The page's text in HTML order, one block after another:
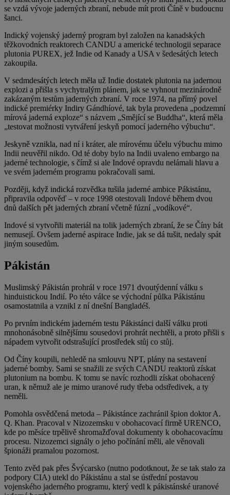
se vzdá vývoje jaderných zbraní, nebude mít proti Číně v budoucnu
šanci.
Indický vojenský jaderný program byl založen na kanadských
těžkovodních reaktorech CANDU a americké technologii separace
plutonia PUREX, jež Indie od Kanady a USA v šedesátých letech
zakoupila.
V sedmdesátých letech měla už Indie dostatek plutonia na jadernou
explozi a přišla s vychytralým plánem, jak se vyhnout mezinárodně
zakázaným testům jaderných zbraní. V roce 1974, na přímý povel
indické premiérky Indiry Gándhíové, tak byla provedena „podzemní
mírová jaderná exploze“ s názvem „Smějící se Buddha“, která měla
„testovat možnosti vytváření jeskyň pomocí jaderného výbuchu“.
Jeskyně vznikla, nad ní i kráter, ale mírovému účelu výbuchu mimo
Indii neuvěřil nikdo. Od té doby bylo na Indii uvaleno embargo na
jaderné technologie, s čímž si ale Indové opravdu nelámali hlavu a
ve svém jaderném programu pokračovali sami.
Později, když indická rozvědka tušila jaderné ambice Pákistánu,
připravila odpověď – v roce 1998 otestovali Indové během dvou
dnů dalších pět jaderných zbraní včetně fúzní „vodíkové“.
Indové si vytvořili materiál na tolik jaderných zbraní, že se Číny bát
nemusejí. Ovšem jaderné aspirace Indie, jak se dá tušit, nedaly spát
jiným sousedům.
Pákistán
Muslimský Pákistán prohrál v roce 1971 dvoutýdenní válku s
hinduistickou Indií. Po této válce se východní půlka Pákistánu
osamostatnila a vznikl z ní dnešní Bangladéš.
Po prvním indickém jaderném testu Pákistánci další válku proti
mnohonásobně silnějšímu sousedovi prohrát nechtěli, a proto přišli s
nápadem vytvořit odstrašující prostředek stůj co stůj.
Od Číny koupili, nehledě na smlouvu NPT, plány na sestavení
jaderné bomby. Sami se snažili ze svých CANDU reaktorů získat
plutonium na bombu. K tomu se navíc rozhodli získat obohacený
uran, k němuž ale je mimo uranové rudy třeba odstředivek, a ty
neměli.
Pomohla osvědčená metoda – Pákistánce zachránil špion doktor A.
Q. Khan. Pracoval v Nizozemsku v obohacovací firmě URENCO,
kde po měsíce trpělivě shromažďoval dokumenty k obohacovacímu
procesu. Nizozemci signály o jeho počínání měli, ale věnovali
špionáži pramalou pozornost.
Tento zvěd pak přes Švýcarsko (nutno podotknout, že se tak stalo za
podpory CIA) utekl do Pákistánu a stal se ústřední postavou
vojenského jaderného programu, který vedl k pákistánské uranové